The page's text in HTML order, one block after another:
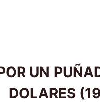
UN
DOLARES